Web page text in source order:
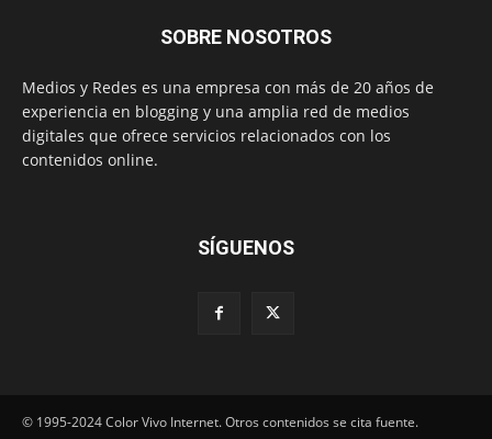
SOBRE NOSOTROS
Medios y Redes es una empresa con más de 20 años de
experiencia en blogging y una amplia red de medios
digitales que ofrece servicios relacionados con los
contenidos online.
SÍGUENOS
© 1995-2024 Color Vivo Internet. Otros contenidos se cita fuente.